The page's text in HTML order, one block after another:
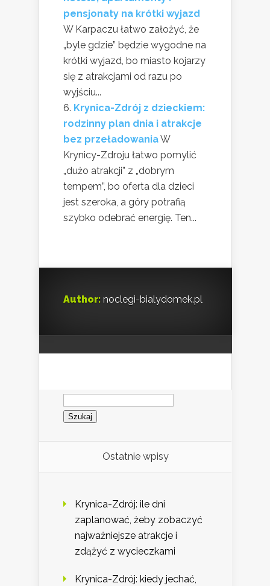
pensjonaty na krótki wyjazd
W Karpaczu łatwo założyć, że
„byle gdzie” będzie wygodne na
krótki wyjazd, bo miasto kojarzy
się z atrakcjami od razu po
wyjściu...
Krynica-Zdrój z dzieckiem:
rodzinny plan dnia i atrakcje
bez przeładowaniaW
Krynicy-Zdroju łatwo pomylić
„dużo atrakcji” z „dobrym
tempem”, bo oferta dla dzieci
jest szeroka, a góry potrafią
szybko odebrać energię. Ten...
Author: noclegi-bialydomek.pl
Szukaj:
Ostatnie wpisy
Krynica-Zdrój: ile dni
zaplanować, żeby zobaczyć
najważniejsze atrakcje i
zdążyć z wycieczkami
Krynica-Zdrój: kiedy jechać,